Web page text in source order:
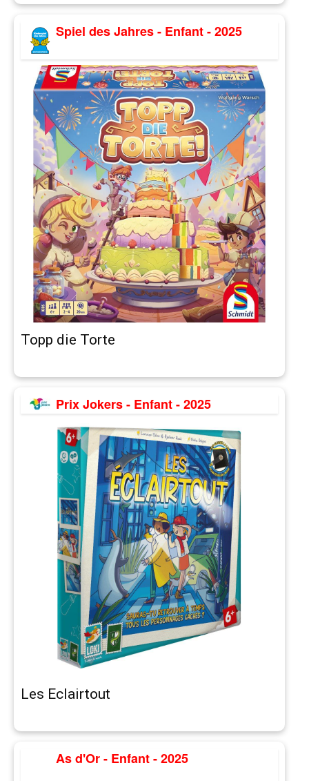
Spiel des Jahres - Enfant - 2025
Topp die Torte
Prix Jokers - Enfant - 2025
Les Eclairtout
As d'Or - Enfant - 2025